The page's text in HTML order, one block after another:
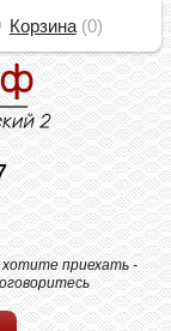
хотите приехать -
Корзина(0)